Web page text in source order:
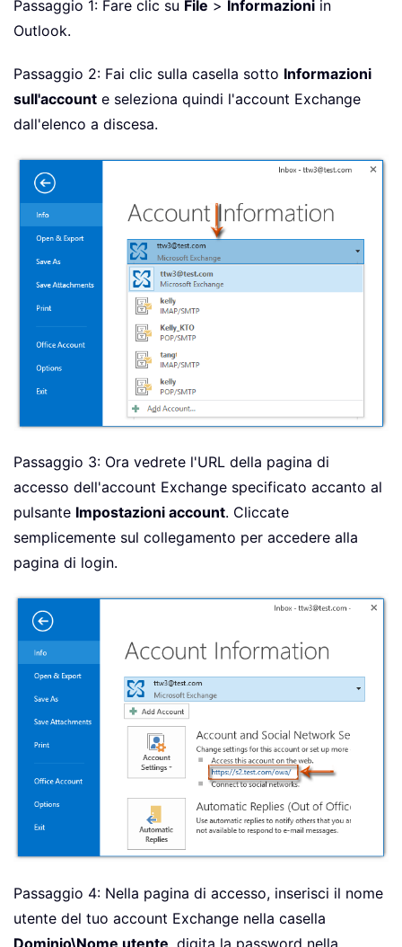
Passaggio 1: Fare clic su File > Informazioni in
Outlook.
Passaggio 2: Fai clic sulla casella sotto Informazioni
sull'account e seleziona quindi l'account Exchange
dall'elenco a discesa.
Passaggio 3: Ora vedrete l'URL della pagina di
accesso dell'account Exchange specificato accanto al
pulsante Impostazioni account. Cliccate
semplicemente sul collegamento per accedere alla
pagina di login.
Passaggio 4: Nella pagina di accesso, inserisci il nome
utente del tuo account Exchange nella casella
Dominio\Nome utente , digita la password nella